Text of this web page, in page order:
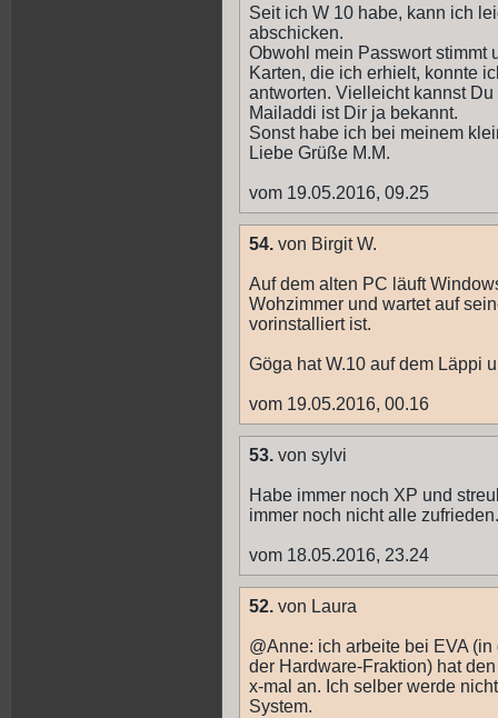
Seit ich W 10 habe, kann ich
abschicken.
Obwohl mein Passwort stimmt
Karten, die ich erhielt, konnte
antworten. Vielleicht kannst
Mailaddi ist Dir ja bekannt.
Sonst habe ich bei meinem
Liebe Grüße M.M.
vom 19.05.2016, 09.25
54. von Birgit W.
Auf dem alten PC läuft
Wohzimmer und wartet auf
vorinstalliert ist.
Göga hat W.10 auf dem Läppi
vom 19.05.2016, 00.16
53. von sylvi
Habe immer noch XP und
immer noch nicht alle zufrieden.
vom 18.05.2016, 23.24
52. von Laura
@Anne: ich arbeite bei EVA
der Hardware-Fraktion) hat
x-mal an. Ich selber werde
System.